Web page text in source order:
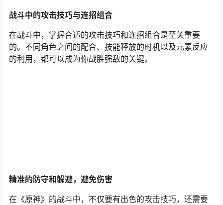
战斗中的攻击技巧与连招组合
在战斗中，掌握合适的攻击技巧和连招组合是至关重要
的。不同角色之间的配合、技能释放的时机以及元素反应
的利用，都可以成为你战胜强敌的关键。
精准的防守和躲避，避免伤害
在《原神》的战斗中，不仅要有出色的攻击技巧，还需要